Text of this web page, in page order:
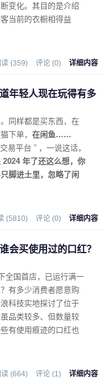
变化。其目的是介绍
当前的衣橱相得益
读 (359) 评论 (0) 详细内容
年轻人现在玩得有多
同样都是买东西，在
下单， 在闲鱼……
易平台 ” ，一说这话，
2024 年了还这么想，你
脚进土里，忽略了闲
(5810) 评论 (0) 详细内容
会买使用过的口红？
全国首店，已运行满一
有多少消费者愿意购
科技实地探讨了位于
品类较多、但数量较
有使用痕迹的口红也
读 (664) 评论 (1) 详细内容